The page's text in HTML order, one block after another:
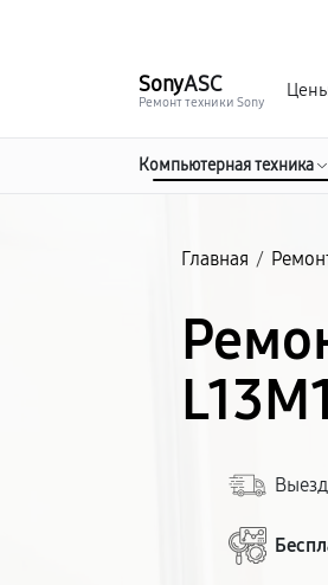
SonyASC
Ремонт техники Sony
Компьютерная техника
Главная /